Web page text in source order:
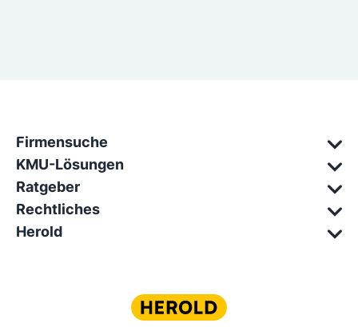
Firmensuche
KMU-Lösungen
Ratgeber
Rechtliches
Herold